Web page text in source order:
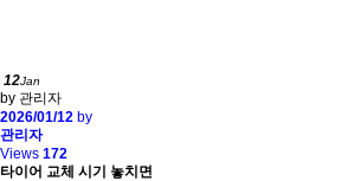
12Jan
by 관리자
2026/01/12 by
관리자
Views 172
타이어 교체 시기 놓치면